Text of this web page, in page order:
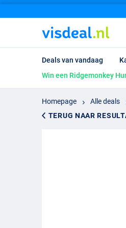
Deals van vandaag
Win een Ridgemonkey
Homepage Alle deals
TERUG NAAR